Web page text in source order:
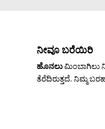
ನೀವೂ ಬರೆಯಿರಿ
ಹೊನಲುಮಿಂಬಾಗಿಲು
ತೆರೆದಿರುತ್ತದೆ. ನಿಮ್ಮ